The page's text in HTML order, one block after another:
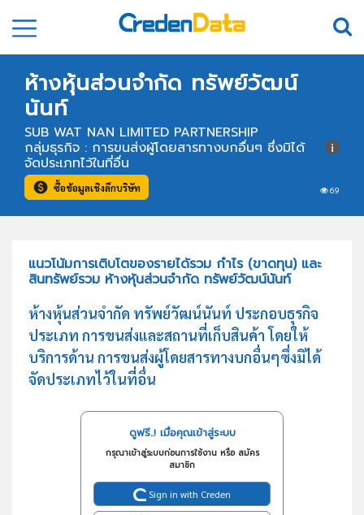
ห้างหุ้นส่วนจำกัด ทรัพย์วัฒน์
นันท์
SUB WAT NAN LIMITED PARTNERSHIP
69
กลุ่มธุรกิจ : การขนส่งผู้โดยสารทางบกอื่นๆ ซึ่งมิได้
จัดประเภทไว้ในที่อื่น
ซื้อข้อมูลเชิงลึกบริษัท
แนวโน้มการเติบโตของรายได้รวม กำไร (ขาดทุน) และ
สินทรัพย์รวม ห้างหุ้นส่วนจำกัด ทรัพย์วัฒน์นันท์
ห้างหุ้นส่วนจำกัด ทรัพย์วัฒน์นันท์ ประกอบธุรกิจ
ประเภท การขนส่งและสถานที่เก็บสินค้า โดยให้
บริการด้าน การขนส่งผู้โดยสารทางบกอื่นๆซึ่งมิได้
จัดประเภทไว้ในที่อื่น
ดูฟรี..! เมื่อคุณเข้าสู่ระบบ
กรุณาเข้าสู่ระบบก่อนการใช้งาน หรือ สมัคร
สมาชิก
Sign in with Creden